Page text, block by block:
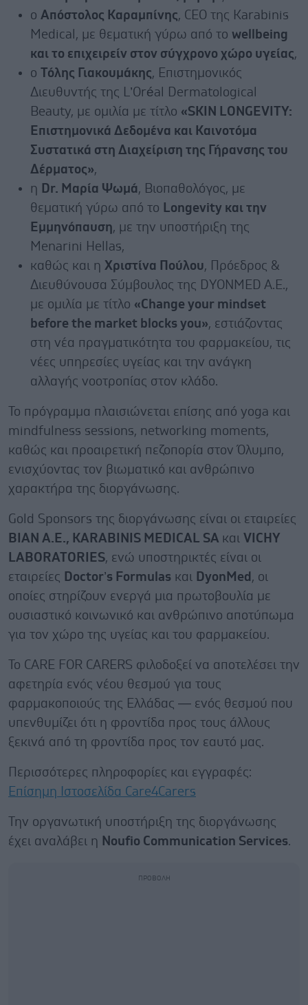
ο Απόστολος Καραμπίνης, CEO της Karabinis
Medical, με θεματική γύρω από το wellbeing
και το επιχειρείν στον σύγχρονο χώρο υγείας,
ο Τόλης Γιακουμάκης, Επιστημονικός
Διευθυντής της L’Oréal Dermatological
Beauty, με ομιλία με τίτλο «SKIN LONGEVITY:
Επιστημονικά Δεδομένα και Καινοτόμα
Συστατικά στη Διαχείριση της Γήρανσης του
Δέρματος»,
η Dr. Μαρία Ψωμά, Βιοπαθολόγος, με
θεματική γύρω από το Longevity και την
Εμμηνόπαυση, με την υποστήριξη της
Menarini Hellas,
καθώς και η Χριστίνα Πούλου, Πρόεδρος &
Διευθύνουσα Σύμβουλος της DYONMED A.E.,
με ομιλία με τίτλο «Change your mindset
before the market blocks you», εστιάζοντας
στη νέα πραγματικότητα του φαρμακείου, τις
νέες υπηρεσίες υγείας και την ανάγκη
αλλαγής νοοτροπίας στον κλάδο.
Το πρόγραμμα πλαισιώνεται επίσης από yoga και
mindfulness sessions, networking moments,
καθώς και προαιρετική πεζοπορία στον Όλυμπο,
ενισχύοντας τον βιωματικό και ανθρώπινο
χαρακτήρα της διοργάνωσης.
Gold Sponsors της διοργάνωσης είναι οι εταιρείες
ΒΙΑΝ Α.Ε., KARABINIS MEDICAL SA και VICHY
LABORATORIES, ενώ υποστηρικτές είναι οι
εταιρείες Doctor’s Formulas και DyonMed , οι
οποίες στηρίζουν ενεργά μια πρωτοβουλία με
ουσιαστικό κοινωνικό και ανθρώπινο αποτύπωμα
για τον χώρο της υγείας και του φαρμακείου.
Το CARE FOR CARERS φιλοδοξεί να αποτελέσει την
αφετηρία ενός νέου θεσμού για τους
φαρμακοποιούς της Ελλάδας — ενός θεσμού που
υπενθυμίζει ότι η φροντίδα προς τους άλλους
ξεκινά από τη φροντίδα προς τον εαυτό μας.
Περισσότερες πληροφορίες και εγγραφές:
Επίσημη Ιστοσελίδα Care4Carers
Την οργανωτική υποστήριξη της διοργάνωσης
έχει αναλάβει η Noufio Communication Services.